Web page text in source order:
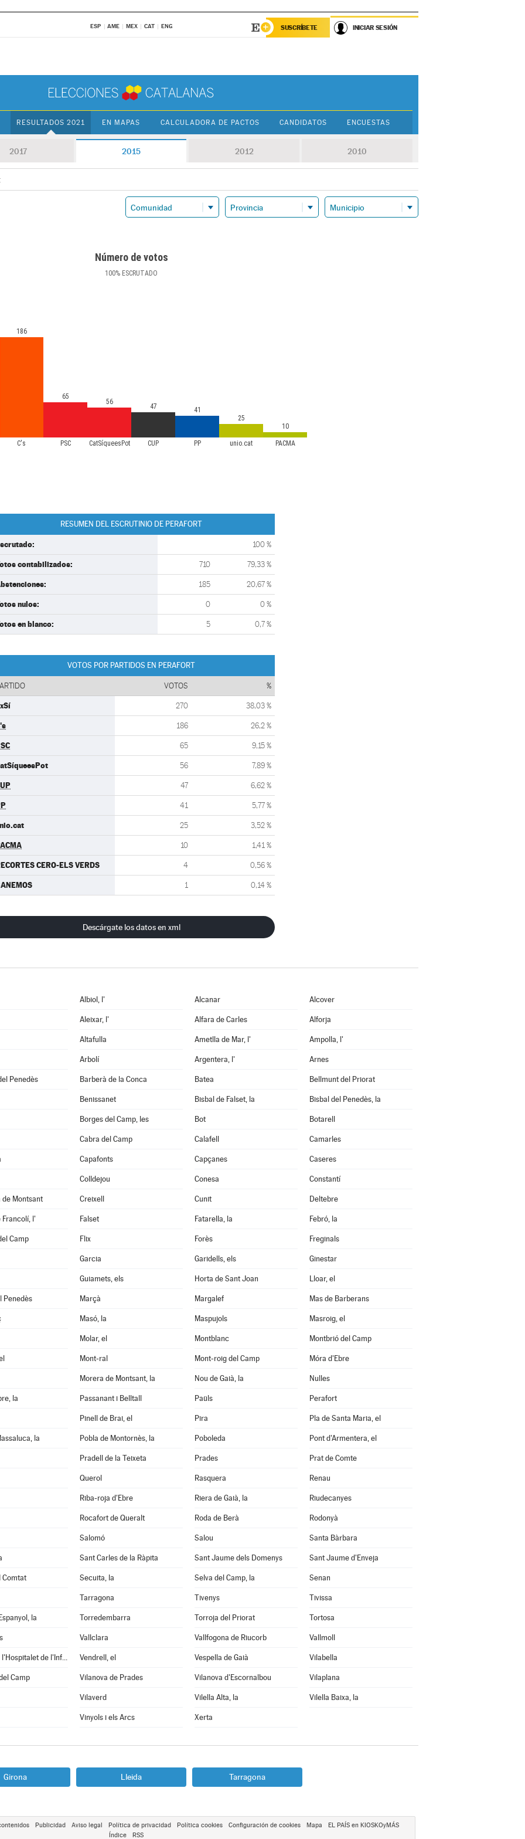
ESP AME MEX CAT ENG SUSCRÍBETE INICIAR SESIÓN
RESULTADOS 2021 EN MAPAS CALCULADORA DE PACTOS CANDIDATOS ENCUESTAS
2017 2015 2012 2010
Número de votos
100% ESCRUTADO
C's PSC CatSíqueesPot CUP PP unio.cat PACMA
186
65
56
47
41
25
10
RESUMEN DEL ESCRUTINIO DE PERAFORT
100 %
contabilizados: 710 79,33 %
185 20,67 %
nulos: 0 0 %
en blanco: 5 0,7 %
VOTOS POR PARTIDOS EN PERAFORT
VOTOS %
270 38,03 %
186 26,2 %
65 9,15 %
56 7,89 %
47 6,62 %
41 5,77 %
25 3,52 %
10 1,41 %
CERO-ELS VERDS 4 0,56 %
1 0,14 %
Descárgate los datos en xml
Albiol, l' Alcanar Alcover
Aleixar, l' Alfara de Carles Alforja
Altafulla Ametlla de Mar, l' Ampolla, l'
Arbolí Argentera, l' Arnes
Penedès Barberà de la Conca Batea Bellmunt del Priorat
Benissanet Bisbal de Falset, la Bisbal del Penedès, la
Borges del Camp, les Bot Botarell
Cabra del Camp Calafell Camarles
Capafonts Capçanes Caseres
Colldejou Conesa Constantí
de Montsant Creixell Cunit Deltebre
Francolí, l' Falset Fatarella, la Febró, la
Camp Flix Forès Freginals
Garcia Garidells, els Ginestar
Guiamets, els Horta de Sant Joan Lloar, el
Penedès Marçà Margalef Mas de Barberans
Masó, la Maspujols Masroig, el
Molar, el Montblanc Montbrió del Camp
Mont-ral Mont-roig del Camp Móra d'Ebre
Morera de Montsant, la Nou de Gaià, la Nulles
la Passanant i Belltall Paüls Perafort
Pinell de Brai, el Pira Pla de Santa Maria, el
la Pobla de Montornès, la Poboleda Pont d'Armentera, el
Pradell de la Teixeta Prades Prat de Comte
Querol Rasquera Renau
Riba-roja d'Ebre Riera de Gaià, la Riudecanyes
Rocafort de Queralt Roda de Berà Rodonyà
Salomó Salou Santa Bàrbara
Sant Carles de la Ràpita Sant Jaume dels Domenys Sant Jaume d'Enveja
Comtat Secuita, la Selva del Camp, la Senan
Tarragona Tivenys Tivissa
la Torredembarra Torroja del Priorat Tortosa
Vallclara Vallfogona de Riucorb Vallmoll
Vandellòs i l'Hospitalet de l'Infant Vendrell, el Vespella de Gaià Vilabella
Camp Vilanova de Prades Vilanova d'Escornalbou Vilaplana
Vilaverd Vilella Alta, la Vilella Baixa, la
Vinyols i els Arcs Xerta
Girona Lleida Tarragona
Publicidad Aviso legal Política de privacidad Política cookies Configuración de cookies Mapa
EL PAÍS en KIOSKOyMÁS
Índice
RSS